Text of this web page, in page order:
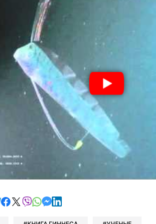
отправить в Telegram
поделиться в Facebook
поделиться в X
отправить в Viber
отправить в Whatsapp
отправить в Messenger
отправить в LinkedIn